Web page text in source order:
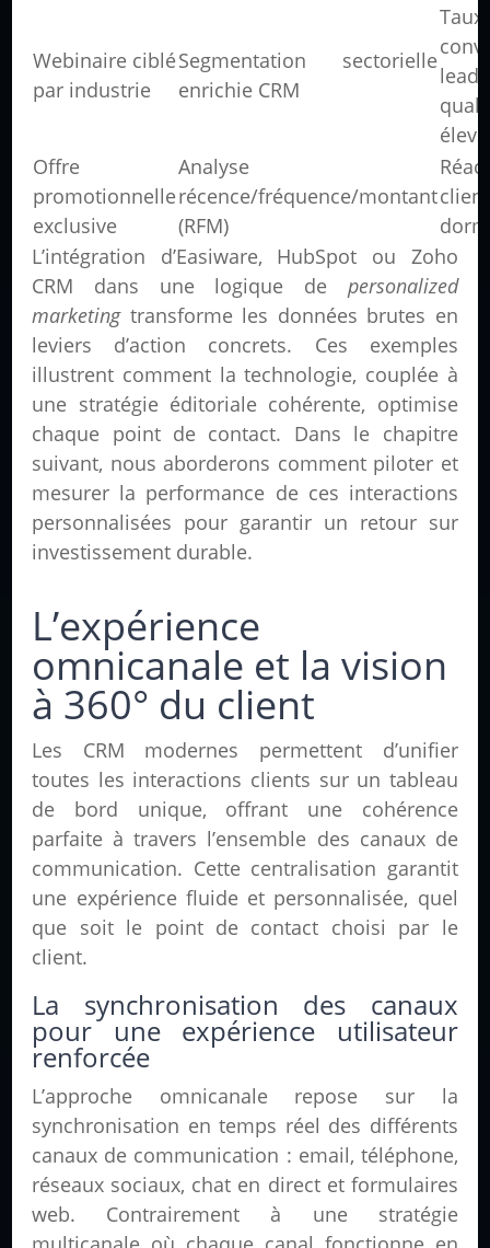
Webinaire ciblé
par industrie
Segmentation sectorielle
enrichie CRM
leads
élevé
Offre
promotionnelle
exclusive
Analyse
récence/fréquence/montant
(RFM)
L’intégration d’Easiware, HubSpot ou Zoho
CRM dans une logique de personalized
marketingtransforme les données brutes en
leviers d’action concrets. Ces exemples
illustrent comment la technologie, couplée à
une stratégie éditoriale cohérente, optimise
chaque point de contact. Dans le chapitre
suivant, nous aborderons comment piloter et
mesurer la performance de ces interactions
personnalisées pour garantir un retour sur
investissement durable.
L’expérience
omnicanale et la vision
à 360° du client
Les CRM modernes permettent d’unifier
toutes les interactions clients sur un tableau
de bord unique, offrant une cohérence
parfaite à travers l’ensemble des canaux de
communication. Cette centralisation garantit
une expérience fluide et personnalisée, quel
que soit le point de contact choisi par le
client.
La synchronisation des canaux
pour une expérience utilisateur
renforcée
L’approche omnicanale repose sur la
synchronisation en temps réel des différents
canaux de communication : email, téléphone,
réseaux sociaux, chat en direct et formulaires
web. Contrairement à une stratégie